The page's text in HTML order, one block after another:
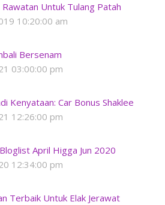
Untuk Tulang Patah
10:20:00 am
Bersenam
03:00:00 pm
Kenyataan: Car Bonus Shaklee
12:26:00 pm
April Higga Jun 2020
12:34:00 pm
Terbaik Untuk Elak Jerawat